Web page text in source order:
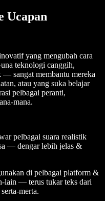
Ucapan
yang mengubah cara
teknologi canggih,
— sangat membantu mereka
atau yang suka belajar
pelbagai peranti,
mana.
pelbagai suara realistik
— dengar lebih jelas &
di pelbagai platform &
lain — terus tukar teks dari
merta.